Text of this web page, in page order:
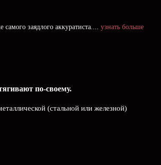
заядлого аккуратиста.... узнать больше
по-своему.
(стальной или железной)